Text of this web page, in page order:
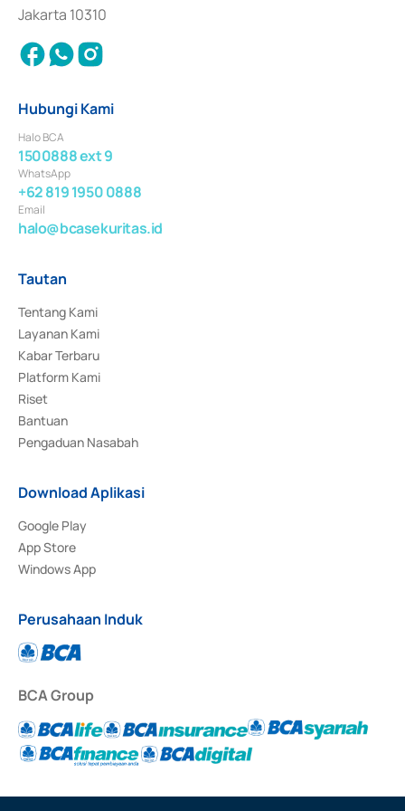
Jakarta 10310
Hubungi Kami
Halo BCA
1500888 ext 9
WhatsApp
+62 819 1950 0888
Email
halo@bcasekuritas.id
Tautan
Tentang Kami
Layanan Kami
Kabar Terbaru
Platform Kami
Riset
Bantuan
Pengaduan Nasabah
Download Aplikasi
Google Play
App Store
Windows App
Perusahaan Induk
BCA Group